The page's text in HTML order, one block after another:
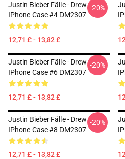
Justin Bieber Fälle - Drew
IPhone Case #4 DM2307
12,71 £ - 13,82 £
-20%
Justin Bieber Fälle - Drew
IPhone Case #6 DM2307
12,71 £ - 13,82 £
-20%
Justin Bieber Fälle - Drew
IPhone Case #8 DM2307
12,71 £ - 13,82 £
-20%